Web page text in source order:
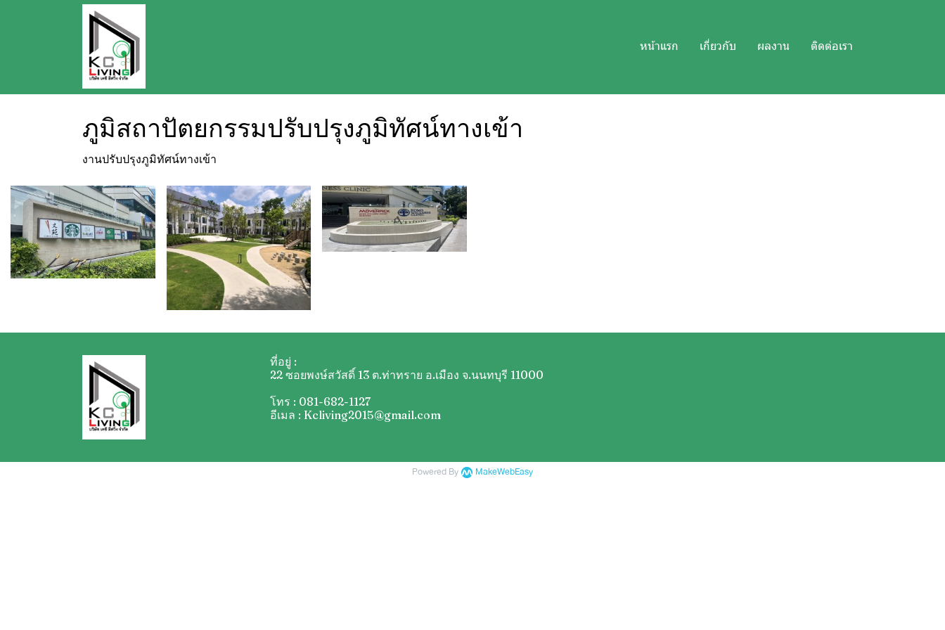
หน้าแรก เกี่ยวกับ ผลงาน ติดต่อเรา
ภูมิสถาปัตยกรรมปรับปรุงภูมิทัศน์ทางเข้า
งานปรับปรุงภูมิทัศน์ทางเข้า
ที่อยู่ :
22 ซอยพงษ์สวัสดิ์ 13 ต.ท่าทราย อ.เมือง จ.นนทบุรี 11000
โทร : 081-682-1127
อีเมล : Kcliving2015@gmail.com
Powered By MakeWebEasy